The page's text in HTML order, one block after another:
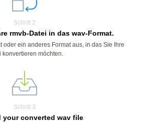
Schritt 2
rmvb-Datei in das wav-Format.
oder ein anderes Format aus, in das Sie Ihre
konvertieren möchten.
Schritt 3
your converted wav file